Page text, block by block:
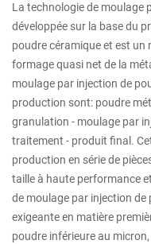
La technologie de moulage
développée sur la base du
poudre céramique et est un
formage quasi net de la
moulage par injection de
production sont: poudre
granulation - moulage par
traitement - produit final.
production en série de
taille à haute performance
de moulage par injection
exigeante en matière
poudre inférieure au